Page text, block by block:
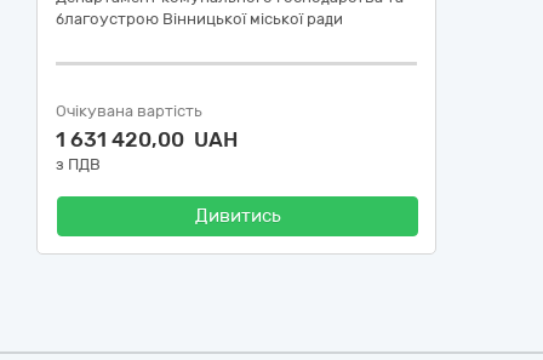
благоустрою Вінницької міської ради
Очікувана вартість
1 631 420,00 UAH
з ПДВ
Дивитись